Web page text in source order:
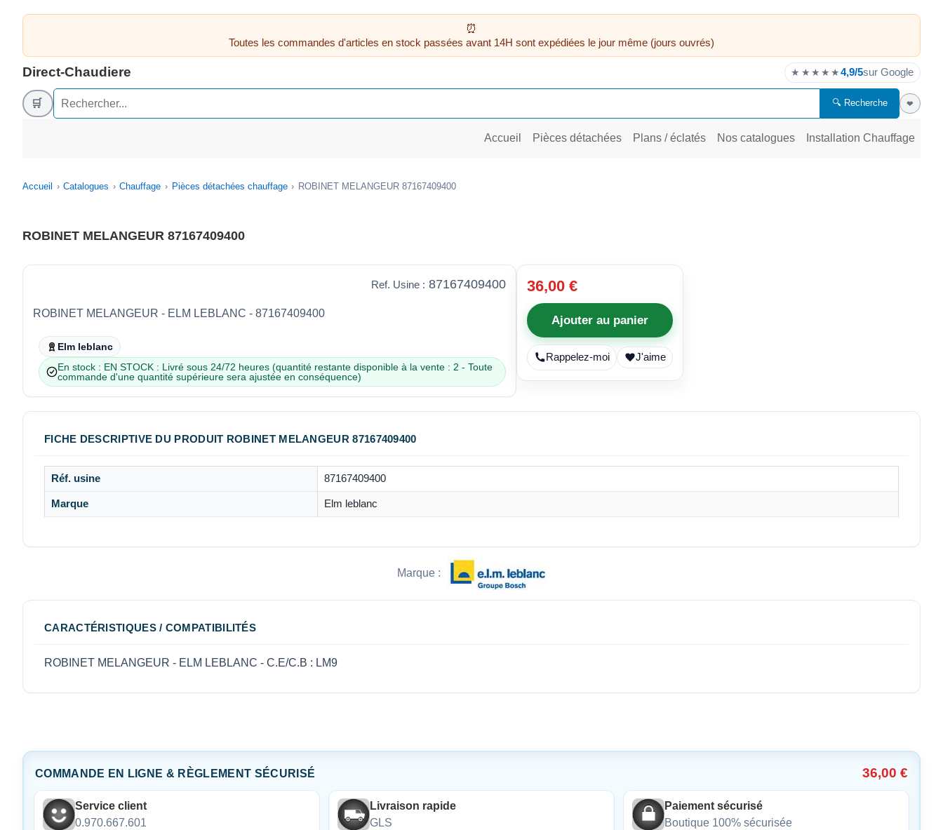
Toutes les commandes d'articles en stock passées avant 14H sont expédiées le jour même (jours ouvrés)
Direct-Chaudiere ★★★★★4,9/5sur Google
🛒 🔍 Recherche ❤
Accueil Pièces détachées Plans / éclatés Nos catalogues Installation Chauffage
Accueil Catalogues Chauffage Pièces détachées chauffage ROBINET MELANGEUR 87167409400
ROBINET MELANGEUR 87167409400
Ref. Usine : 87167409400
ROBINET MELANGEUR - ELM LEBLANC - 87167409400
Elm leblanc
En stock : EN STOCK : Livré sous 24/72 heures (quantité restante disponible à la vente : 2 - Toute
commande d'une quantité supérieure sera ajustée en conséquence)
36,00 €
Ajouter au panier
Rappelez-moi J'aime
FICHE DESCRIPTIVE DU PRODUIT ROBINET MELANGEUR 87167409400
Réf. usine 87167409400
Marque Elm leblanc
Marque :
CARACTÉRISTIQUES / COMPATIBILITÉS
ROBINET MELANGEUR - ELM LEBLANC - C.E/C.B : LM9
COMMANDE EN LIGNE & RÈGLEMENT SÉCURISÉ 36,00 €
Service client
0.970.667.601
Livraison rapide
GLS
Paiement sécurisé
Boutique 100% sécurisée